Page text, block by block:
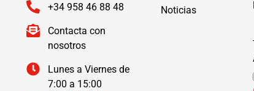
+34 958 46 88 48
Contacta con
nosotros
Lunes a Viernes de
7:00 a 15:00
Noticias